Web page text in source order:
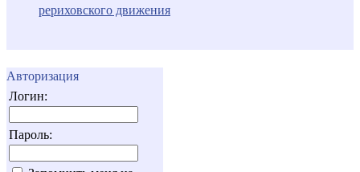
рериховского движения
Авторизация
Логин:
Пароль: